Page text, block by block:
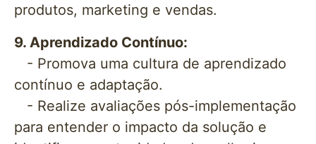
produtos, marketing e vendas.
9. Aprendizado Contínuo:
- Promova uma cultura de aprendizado
contínuo e adaptação.
- Realize avaliações pós-implementação
para entender o impacto da solução e